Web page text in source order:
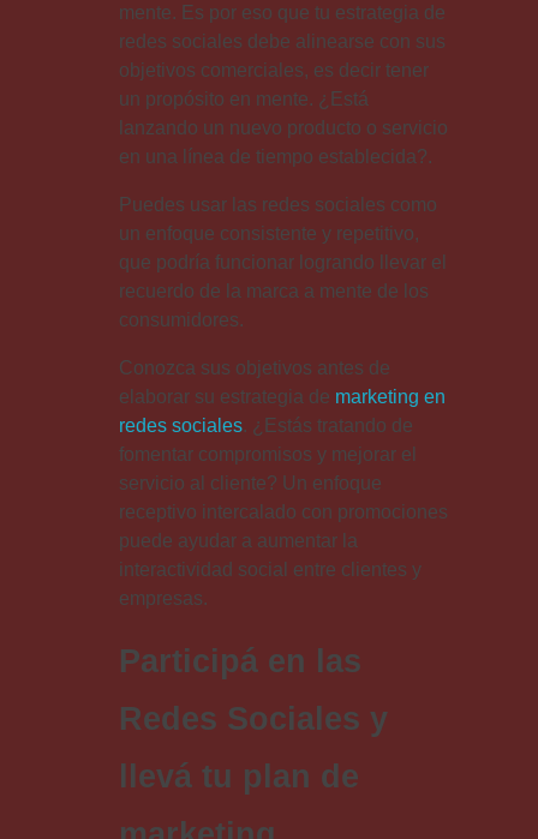
mente. Es por eso que tu estrategia de
redes sociales debe alinearse con sus
objetivos comerciales, es decir tener
un propósito en mente. ¿Está
lanzando un nuevo producto o servicio
en una línea de tiempo establecida?.
Puedes usar las redes sociales como
un enfoque consistente y repetitivo,
que podría funcionar logrando llevar el
recuerdo de la marca a mente de los
consumidores.
Conozca sus objetivos antes de
elaborar su estrategia de marketing en
redes sociales. ¿Estás tratando de
fomentar compromisos y mejorar el
servicio al cliente? Un enfoque
receptivo intercalado con promociones
puede ayudar a aumentar la
interactividad social entre clientes y
empresas.
Participá en las
Redes Sociales y
llevá tu plan de